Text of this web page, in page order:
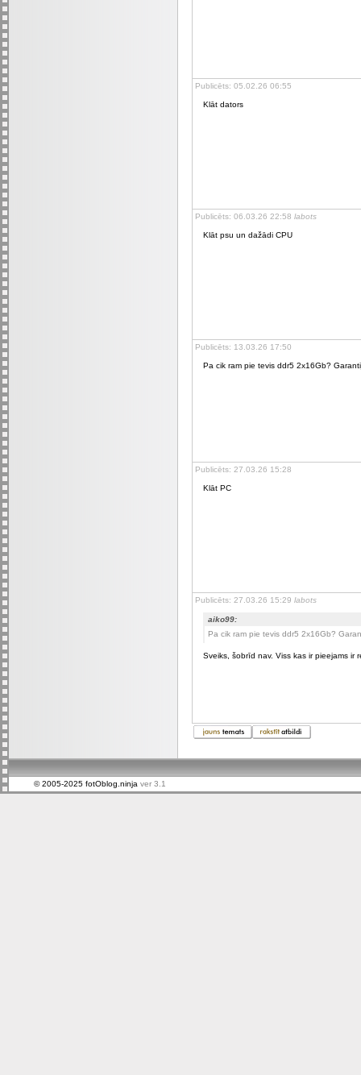
Publicēts: 05.02.26 06:55
Klāt dators
Publicēts: 06.03.26 22:58 labots
Klāt psu un dažādi CPU
Publicēts: 13.03.26 17:50
Pa cik ram pie tevis ddr5 2x16Gb?
Publicēts: 27.03.26 15:28
Klāt PC
Publicēts: 27.03.26 15:29 labots
aiko99:
Pa cik ram pie tevis ddr5 2x16Gb?
Sveiks, šobrīd nav. Viss kas ir pieejams ir
© 2005-2025 fotOblog.ninja ver 3.1